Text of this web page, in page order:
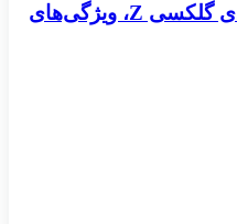
سامسونگ با معرفی نسل بعدی گلکسی Z، ویژگی‌های